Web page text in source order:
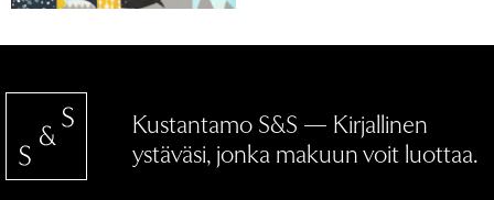
Kustantamo S&S — Kirjallinen
ystäväsi, jonka makuun voit luottaa.